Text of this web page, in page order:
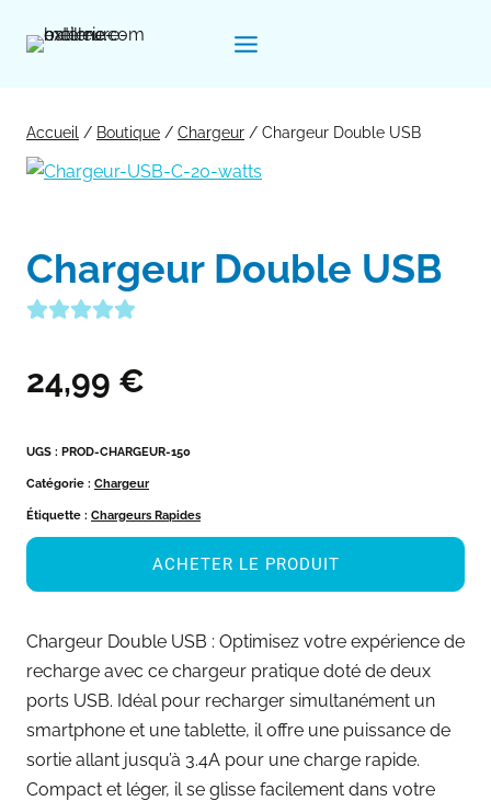
Accueil / Boutique / Chargeur / Chargeur Double USB
Chargeur Double USB
24,99 €
UGS : PROD-CHARGEUR-150
Catégorie : Chargeur
Étiquette : Chargeurs Rapides
ACHETER LE PRODUIT
Chargeur Double USB : Optimisez votre expérience de
recharge avec ce chargeur pratique doté de deux
ports USB. Idéal pour recharger simultanément un
smartphone et une tablette, il offre une puissance de
sortie allant jusqu’à 3.4A pour une charge rapide.
Compact et léger, il se glisse facilement dans votre